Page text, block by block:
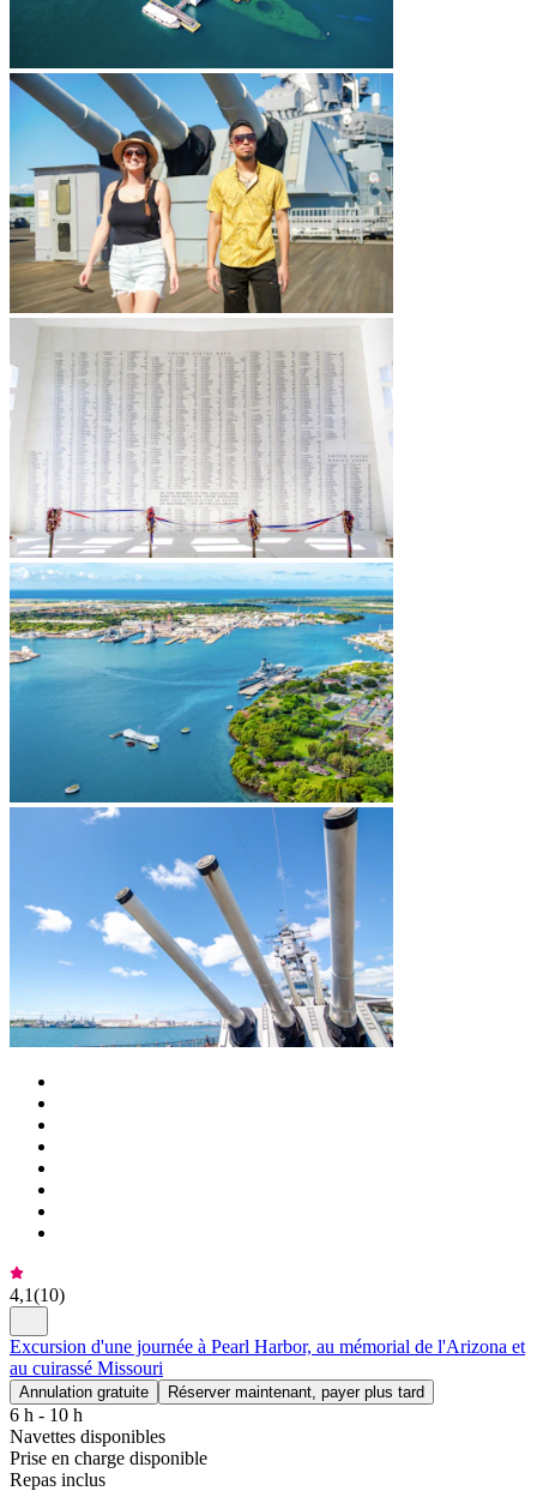
4,1(10)
Excursion d'une journée à Pearl Harbor, au mémorial de l'Arizona et
au cuirassé Missouri
Annulation gratuite Réserver maintenant, payer plus tard
6 h - 10 h
Navettes disponibles
Prise en charge disponible
Repas inclus